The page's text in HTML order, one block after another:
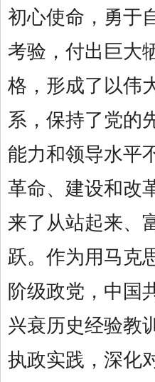
初心使命，勇于
考验，付出巨大
格，形成了以伟
系，保持了党的
能力和领导水平
革命、建设和改
来了从站起来、
跃。作为用马克
阶级政党，中国
兴衰历史经验教
执政实践，深化